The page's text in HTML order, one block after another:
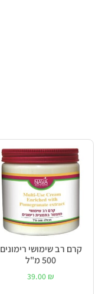
קרם רב שימושי רימונים
500 מ"ל
39.00 ₪